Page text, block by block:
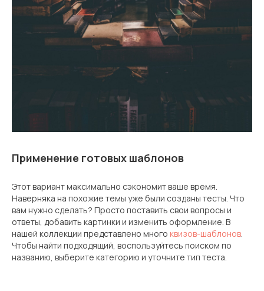
Применение готовых шаблонов
Этот вариант максимально сэкономит ваше время.
Наверняка на похожие темы уже были созданы тесты. Что
вам нужно сделать? Просто поставить свои вопросы и
ответы, добавить картинки и изменить оформление. В
нашей коллекции представлено много квизов-шаблонов
Чтобы найти подходящий, воспользуйтесь поиском по
названию, выберите категорию и уточните тип теста.